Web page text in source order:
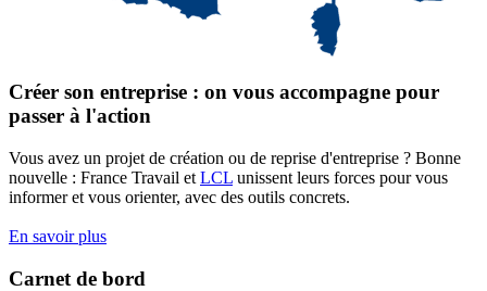
Créer son entreprise : on vous accompagne pour
passer à l'action
Vous avez un projet de création ou de reprise d'entreprise ? Bonne
nouvelle : France Travail et LCL unissent leurs forces pour vous
informer et vous orienter, avec des outils concrets.
En savoir plus
Carnet de bord